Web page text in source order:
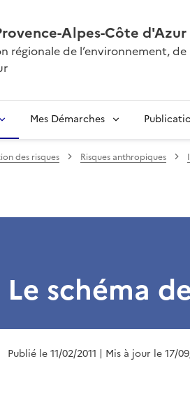
Alpes-Côte d'Azur
régionale de l’environnement,
Mes Démarches
des risques Risques anthropiques
Le schéma
Publié le 11/02/2011 | Mis à jour le 17/